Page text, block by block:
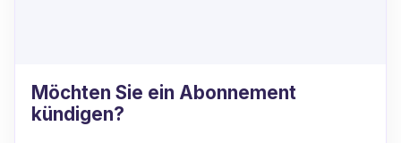
Möchten Sie ein Abonnement
kündigen?